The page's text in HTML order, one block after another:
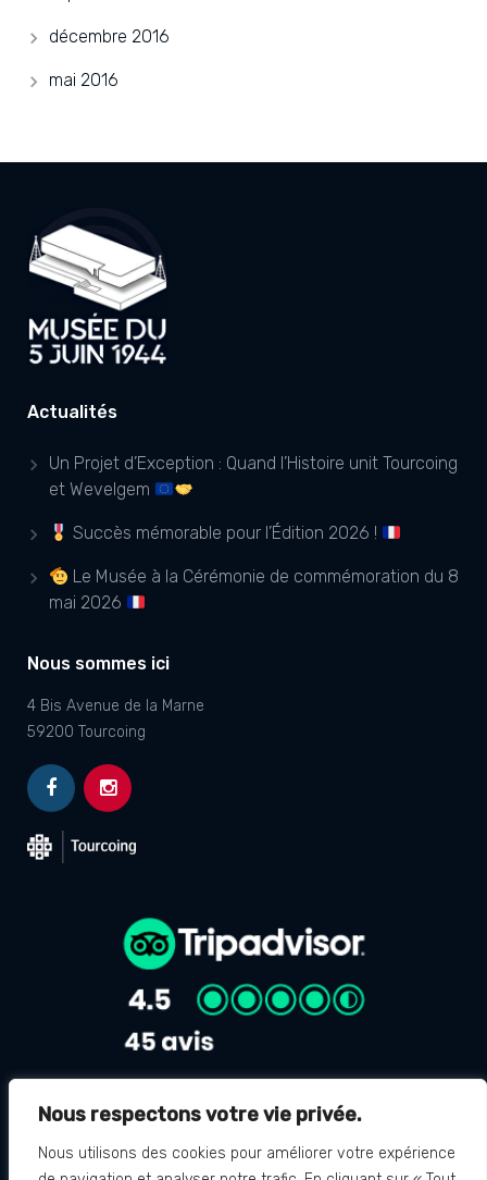
Nous respectons votre vie privée.
Nous utilisons des cookies pour améliorer votre expérience
décembre 2016
mai 2016
Actualités
Un Projet d’Exception : Quand l’Histoire unit Tourcoing
et Wevelgem
Succès mémorable pour l’Édition 2026 !
Le Musée à la Cérémonie de commémoration du 8
mai 2026
Nous sommes ici
4 Bis Avenue de la Marne
59200 Tourcoing
Avis Google